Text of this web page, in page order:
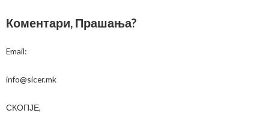
Коментари, Прашања?
Email:
info@sicer.mk
СКОПЈЕ,